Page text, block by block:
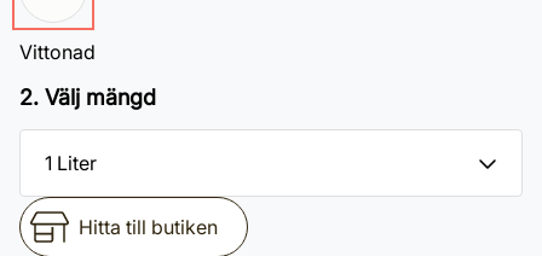
Vittonad
2. Välj mängd
Hitta till butiken